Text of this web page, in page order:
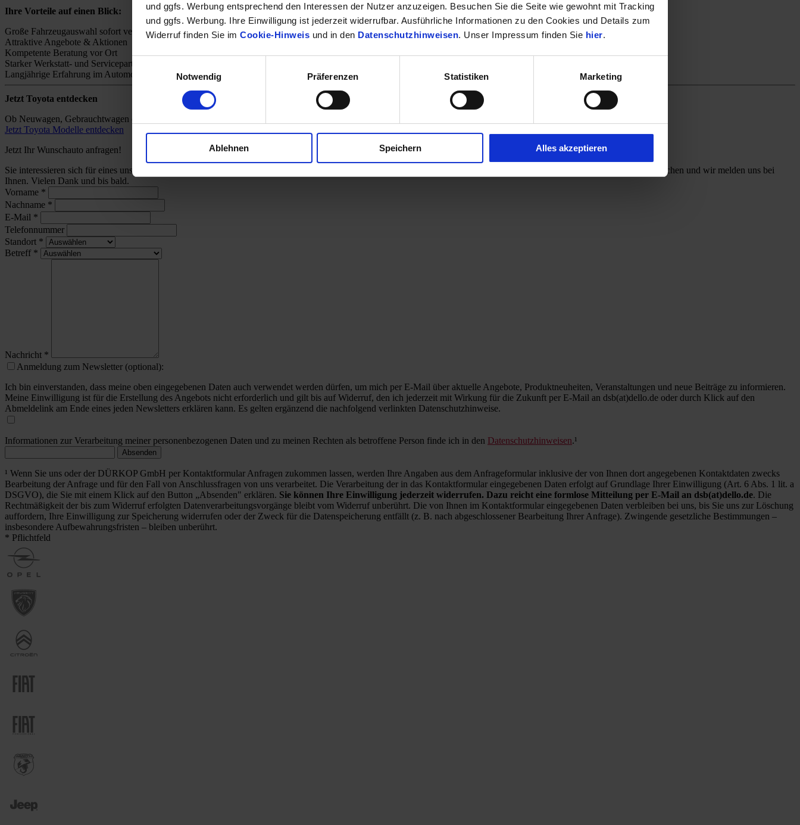
und ggfs. Werbung entsprechend den Interessen der Nutzer anzuzeigen. Besuchen Sie die Seite wie gewohnt mit Tracking
und ggfs. Werbung. Ihre Einwilligung ist jederzeit widerrufbar. Ausführliche Informationen zu den Cookies und Details zum
Widerruf finden Sie im Cookie-Hinweis und in den Datenschutzhinweisen. Unser Impressum finden Sie hier.
Einwilligungsauswahl
Notwendig
Präferenzen Statistiken Marketing
Ablehnen Speichern Alles akzeptieren
Ihre Vorteile auf einen Blick:
Große Fahrzeugauswahl sofort verfügbar
Attraktive Angebote & Aktionen
Kompetente Beratung vor Ort
Starker Werkstatt- und Servicepartner
Langjährige Erfahrung im Automobilhandel
Jetzt Toyota entdecken
Ob Neuwagen, Gebrauchtwagen oder individuelles Angebot – bei uns finden Sie Ihr passendes Toyota Fahrzeug.
Jetzt Toyota Modelle entdecken
Jetzt Ihr Wunschauto anfragen!
Sie interessieren sich für eines unserer Toyota-Modelle und wünschen eine Kontaktaufnahme? Sehr gerne! Teilen Sie uns einfach im Betreff mit, welchen Kontaktweg Sie wünschen und wir melden uns bei
Ihnen. Vielen Dank und bis bald.
Vorname *
Nachname *
E-Mail *
Telefonnummer
Standort *
Betreff *
Nachricht *
Anmeldung zum Newsletter (optional):
Ich bin einverstanden, dass meine oben eingegebenen Daten auch verwendet werden dürfen, um mich per E-Mail über aktuelle Angebote, Produktneuheiten, Veranstaltungen und neue Beiträge zu informieren.
Meine Einwilligung ist für die Erstellung des Angebots nicht erforderlich und gilt bis auf Widerruf, den ich jederzeit mit Wirkung für die Zukunft per E-Mail an dsb(at)dello.de oder durch Klick auf den
Abmeldelink am Ende eines jeden Newsletters erklären kann. Es gelten ergänzend die nachfolgend verlinkten Datenschutzhinweise.
Informationen zur Verarbeitung meiner personenbezogenen Daten und zu meinen Rechten als betroffene Person finde ich in den Datenschutzhinweisen.¹
Absenden
¹ Wenn Sie uns oder der DÜRKOP GmbH per Kontaktformular Anfragen zukommen lassen, werden Ihre Angaben aus dem Anfrageformular inklusive der von Ihnen dort angegebenen Kontaktdaten zwecks
Bearbeitung der Anfrage und für den Fall von Anschlussfragen von uns verarbeitet. Die Verarbeitung der in das Kontaktformular eingegebenen Daten erfolgt auf Grundlage Ihrer Einwilligung (Art. 6 Abs. 1 lit. a
DSGVO), die Sie mit einem Klick auf den Button „Absenden" erklären. Sie können Ihre Einwilligung jederzeit widerrufen. Dazu reicht eine formlose Mitteilung per E-Mail an dsb(at)dello.de. Die
Rechtmäßigkeit der bis zum Widerruf erfolgten Datenverarbeitungsvorgänge bleibt vom Widerruf unberührt. Die von Ihnen im Kontaktformular eingegebenen Daten verbleiben bei uns, bis Sie uns zur Löschung
auffordern, Ihre Einwilligung zur Speicherung widerrufen oder der Zweck für die Datenspeicherung entfällt (z. B. nach abgeschlossener Bearbeitung Ihrer Anfrage). Zwingende gesetzliche Bestimmungen –
insbesondere Aufbewahrungsfristen – bleiben unberührt.
* Pflichtfeld